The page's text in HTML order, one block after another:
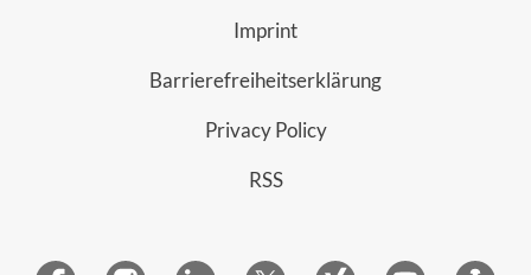
Imprint
Barrierefreiheitserklärung
Privacy Policy
RSS